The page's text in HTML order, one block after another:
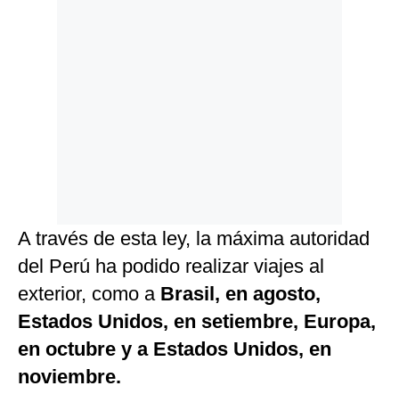
A través de esta ley, la máxima autoridad
del Perú ha podido realizar viajes al
exterior, como aBrasil, en agosto,
Estados Unidos, en setiembre, Europa,
en octubre y a Estados Unidos, en
noviembre.